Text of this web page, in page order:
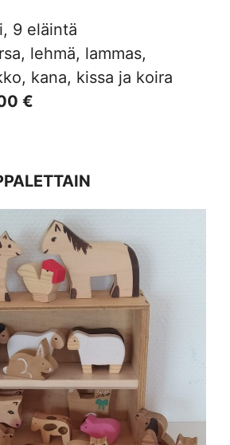
9 eläintä
lehmä, lammas,
kana, kissa ja koira
€